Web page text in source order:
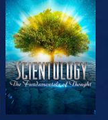
СМОТРЕТЬ
ПЕРЕДАЧИ